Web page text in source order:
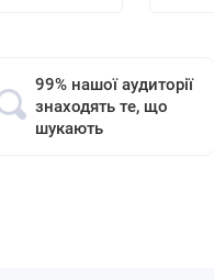
99% нашої аудиторії
знаходять те, що
шукають